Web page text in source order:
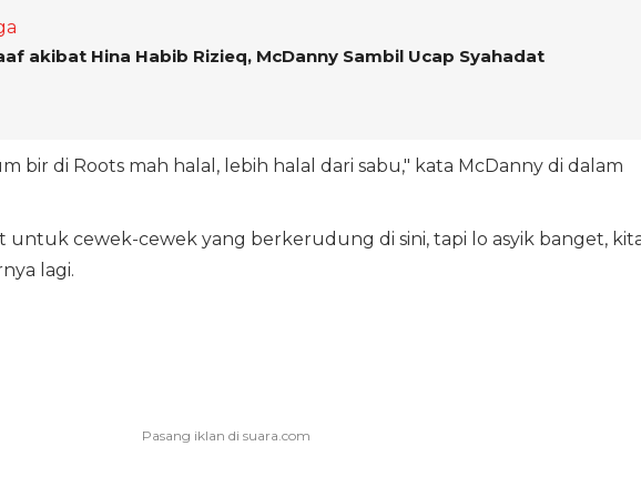
akibat Hina Habib Rizieq, McDanny Sambil Ucap Syahadat
bir di Roots mah halal, lebih halal dari sabu," kata McDanny di dalam
untuk cewek-cewek yang berkerudung di sini, tapi lo asyik banget,
lagi.